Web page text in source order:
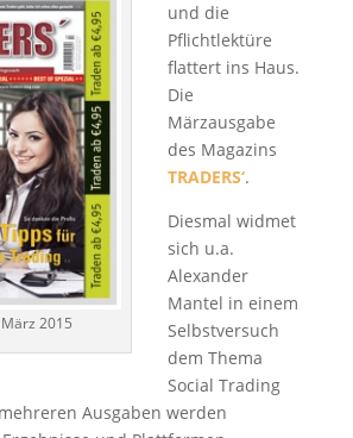
März 2015
und die
Pflichtlektüre
flattert ins Haus.
Die
Märzausgabe
des Magazins
TRADERS‘.
Diesmal widmet
sich u.a.
Alexander
Mantel in einem
Selbstversuch
dem Thema
Social Trading
Ausgaben werden